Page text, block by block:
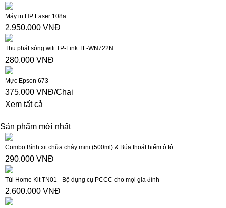
Máy in HP Laser 108a
2.950.000 VNĐ
Thu phát sóng wifi TP-Link TL-WN722N
280.000 VNĐ
Mực Epson 673
375.000 VNĐ/Chai
Xem tất cả
Sản phẩm mới nhất
Combo Bình xịt chữa cháy mini (500ml) & Búa thoát hiểm ô tô
290.000 VNĐ
Túi Home Kit TN01 - Bộ dụng cụ PCCC cho mọi gia đình
2.600.000 VNĐ